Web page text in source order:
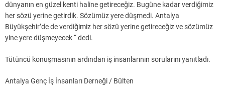
dünyanın en güzel kenti haline getireceğiz. Bugüne kadar verdiğimiz
her sözü yerine getirdik. Sözümüz yere düşmedi. Antalya
Büyükşehir’de de verdiğimiz her sözü yerine getireceğiz ve sözümüz
yine yere düşmeyecek “ dedi.
Tütüncü konuşmasının ardından iş insanlarının sorularını yanıtladı.
Antalya Genç İş İnsanları Derneği / Bülten